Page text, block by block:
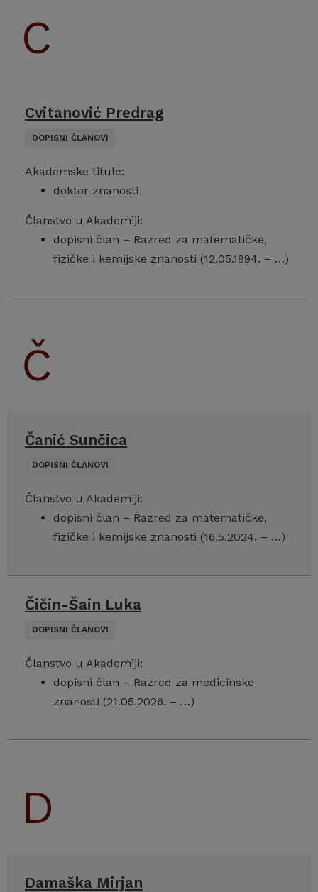
Cvitanović Predrag
DOPISNI ČLANOVI
Akademske titule:
doktor znanosti
Članstvo u Akademiji:
dopisni član – Razred za matematičke,
fizičke i kemijske znanosti (12.05.1994. – …)
Čanić Sunčica
DOPISNI ČLANOVI
Članstvo u Akademiji:
dopisni član – Razred za matematičke,
fizičke i kemijske znanosti (16.5.2024. – …)
Čičin-Šain Luka
DOPISNI ČLANOVI
Članstvo u Akademiji:
dopisni član – Razred za medicinske
znanosti (21.05.2026. – …)
Damaška Mirjan